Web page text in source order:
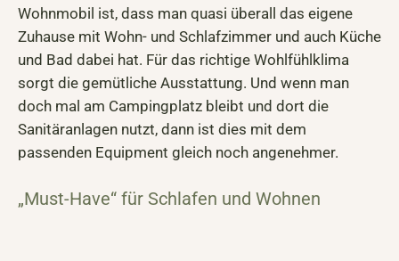
Wohnmobil ist, dass man quasi überall das eigene
Zuhause mit Wohn- und Schlafzimmer und auch Küche
und Bad dabei hat. Für das richtige Wohlfühlklima
sorgt die gemütliche Ausstattung. Und wenn man
doch mal am Campingplatz bleibt und dort die
Sanitäranlagen nutzt, dann ist dies mit dem
passenden Equipment gleich noch angenehmer.
„Must-Have“ für Schlafen und Wohnen